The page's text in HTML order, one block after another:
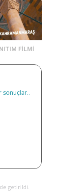
FİLMİ
sonuçlar..
getirildi.